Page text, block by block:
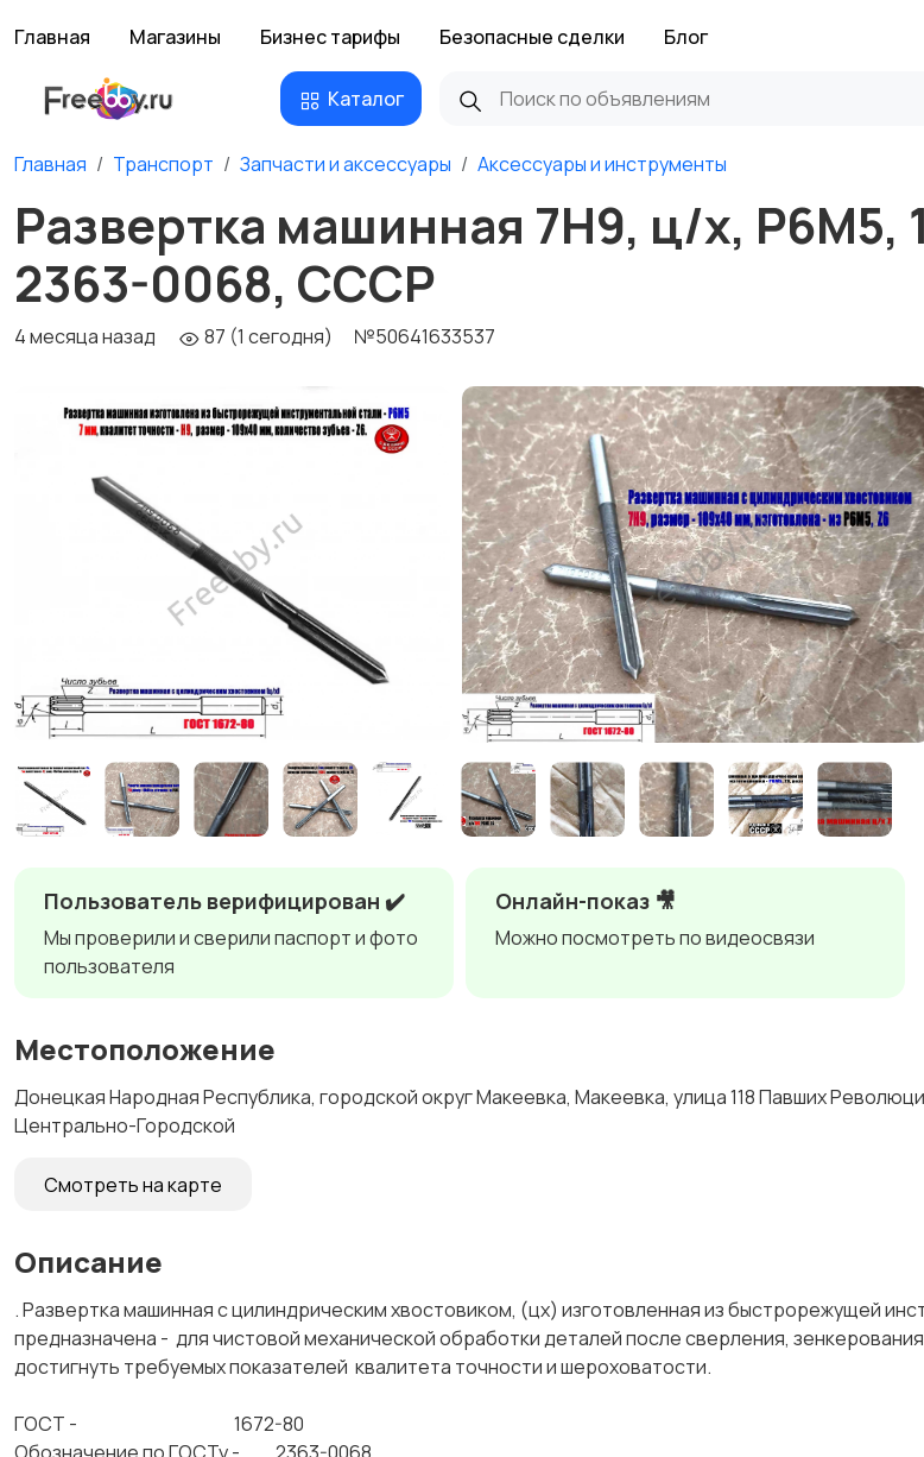
Главная Магазины Бизнес тарифы Безопасные сделки Блог
Каталог
Главная Транспорт Запчасти и аксессуары Аксессуары и инструменты
Развертка машинная 7Н9, ц/х, Р6М5,
2363-0068, СССР
4 месяца назад 87 (1 сегодня) №50641633537
Пользователь верифицирован ✔️
Мы проверили и сверили паспорт и фото
пользователя
Онлайн-показ 🎥
Можно посмотреть по видеосвязи
Местоположение
Донецкая Народная Республика, городской округ Макеевка, Макеевка, улица 118 Павших
Центрально-Городской
Смотреть на карте
Описание
. Развертка машинная с цилиндрическим хвостовиком, (цх) изготовленная из быстрорежущей
предназначена - для чистовой механической обработки деталей после сверления,
достигнуть требуемых показателей квалитета точности и шероховатости.
ГОСТ - 1672-80